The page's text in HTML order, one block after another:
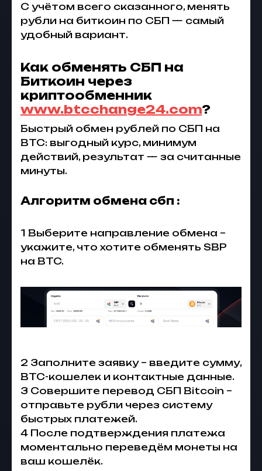
С учётом всего сказанного, менять
рубли на биткоин по СБП — самый
удобный вариант.
Как обменять СБП на
Биткоин через
криптообменник
www.btcchange24.com?
Быстрый обмен рублей по СБП на
BTC: выгодный курс, минимум
действий, результат — за считанные
минуты.
Алгоритм обмена сбп :
1 Выберите направление обмена –
укажите, что хотите обменять SBP
на BTC.
2 Заполните заявку – введите сумму,
BTC-кошелек и контактные данные.
3 Совершите перевод СБП Bitcoin –
отправьте рубли через систему
быстрых платежей.
4 После подтверждения платежа
моментально переведём монеты на
ваш кошелёк.